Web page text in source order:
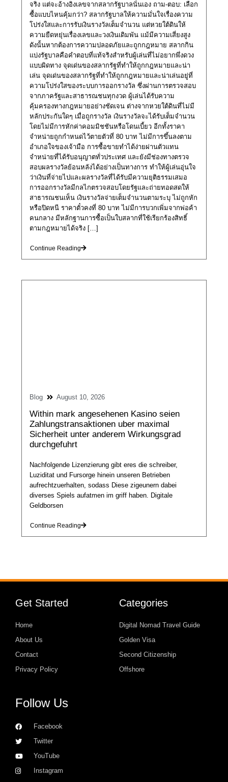
จริง แต่จะอ้างอิงเลขจากสลากรัฐบาลนั่นเอง ถาม-ตอบ: เลือก
ซื้อแบบไหนคุ้มกว่า? สลากรัฐบาลให้ความมั่นใจเรื่องความ
โปร่งใสและการรับเงินรางวัลเต็มจำนวน แต่หวยใต้ดินให้
ความยืดหยุ่นเรื่องเลขและวงเงินเดิมพัน แม้มีความเสี่ยงสูง
ดังนั้นหากต้องการความปลอดภัยและถูกกฎหมาย สลากกิน
แบ่งรัฐบาลคือคำตอบที่แท้จริงสำหรับผู้เล่นที่ไม่อยากพึ่งดวง
แบบผิดทาง จุดเด่นของสลากรัฐที่ทำให้ถูกกฎหมายและน่า
เล่น จุดเด่นของสลากรัฐที่ทำให้ถูกกฎหมายและน่าเล่นอยู่ที่
ความโปร่งใสของระบบการออกรางวัล ซึ่งผ่านการตรวจสอบ
จากภาครัฐและสาธารณชนทุกงวด ผู้เล่นได้รับความ
คุ้มครองทางกฎหมายอย่างชัดเจน ต่างจากหวยใต้ดินที่ไม่มี
หลักประกันใดๆ เมื่อถูกรางวัล เงินรางวัลจะได้รับเต็มจำนวน
โดยไม่มีการหักค่าคอมมิชชันหรือโดนเบี้ยว อีกทั้งราคา
จำหน่ายถูกกำหนดไว้ตายตัวที่ 80 บาท ไม่มีการขึ้นลงตาม
อำเภอใจของเจ้ามือ การซื้อขายทำได้ง่ายผ่านตัวแทน
จำหน่ายที่ได้รับอนุญาตทั่วประเทศ และยังมีช่องทางตรวจ
สอบผลรางวัลย้อนหลังได้อย่างเป็นทางการ ทำให้ผู้เล่นอุ่นใจ
ว่าเงินที่จ่ายไปและผลรางวัลที่ได้รับมีความยุติธรรมเสมอ
การออกรางวัลมีกลไกตรวจสอบโดยรัฐและถ่ายทอดสดให้
สาธารณชนเห็น เงินรางวัลจ่ายเต็มจำนวนตามระบุ ไม่ถูกหัก
หรือปิดหนี ราคาตั๋วคงที่ 80 บาท ไม่มีการบวกเพิ่มจากพ่อค้า
คนกลาง มีหลักฐานการซื้อเป็นใบสลากที่ใช้เรียกร้องสิทธิ์
ตามกฎหมายได้จริง […]
Continue Reading
Blog August 10, 2026
Within mark angesehenen Kasino seien
Zahlungstransaktionen uber maximal
Sicherheit unter anderem Wirkungsgrad
durchgefuhrt
Nachfolgende Lizenzierung gibt eres die schreiber,
Luziditat und Fursorge hinein unseren Betrieben
aufrechtzuerhalten, sodass Diese zigeunern dabei
diverses Spiels aufatmen im griff haben. Digitale
Geldborsen
Continue Reading
Get Started
Home
About Us
Contact
Privacy Policy
Categories
Digital Nomad Travel Guide
Golden Visa
Second Citizenship
Offshore
Follow Us
Facebook
Twitter
YouTube
Instagram